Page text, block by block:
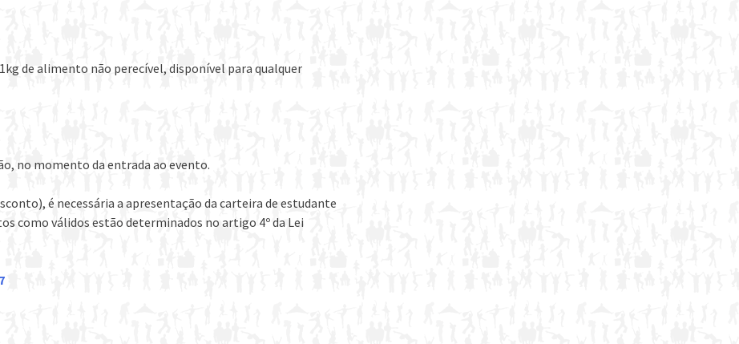
de alimento não perecível, disponível para qualquer
no momento da entrada ao evento.
é necessária a apresentação da carteira de estudante
como válidos estão determinados no artigo 4º da Lei